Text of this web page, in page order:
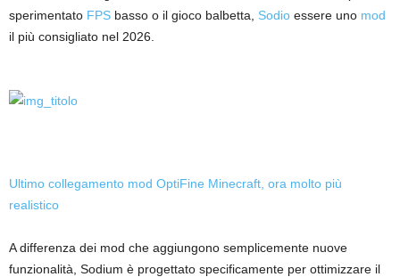
sperimentato FPS basso o il gioco balbetta, Sodio essere uno mod
il più consigliato nel 2026.
Ultimo collegamento mod OptiFine Minecraft, ora molto più
realistico
A differenza dei mod che aggiungono semplicemente nuove
funzionalità, Sodium è progettato specificamente per ottimizzare il